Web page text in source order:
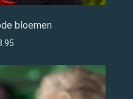
bloemen